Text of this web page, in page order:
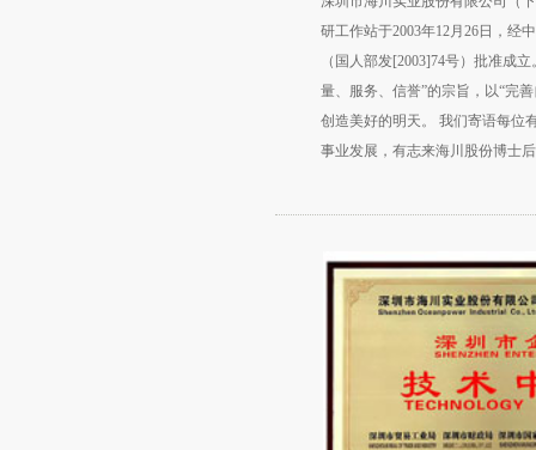
研工作站于2003年12月26日，经
（国人部发[2003]74号）批准成
量、服务、信誉”的宗旨，以“完
创造美好的明天。 我们寄语每位
事业发展，有志来海川股份博士
入我们的科研团队，我们将不断
合能力的重大提升，实现 个人与
来越多的优秀博士后投身到海川
究方向 海川股份博士后科研工
程、材料科学与工程、环境科学
数字化色彩技术、食品工程等领